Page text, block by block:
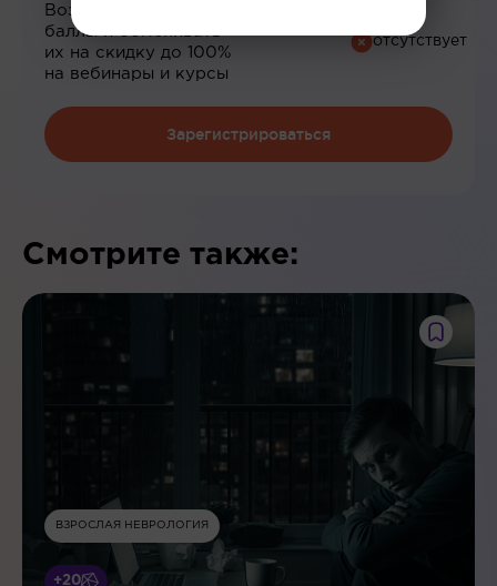
Возможность зарабатывать
баллы и обменивать
их на скидку до 100%
на вебинары и курсы
Зарегистрироваться
Смотрите также:
ВЗРОСЛАЯ НЕВРОЛОГИЯ
+20